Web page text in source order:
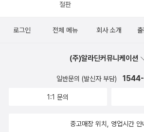
절판
로그인 전체 메뉴 회사 소개
(주)알라딘커뮤니케이션
일반문의 (발신자 부담)
1:1 문의
중고매장 위치, 영업시간 안